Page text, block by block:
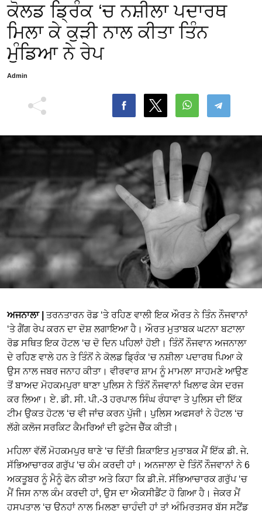
ਕੋਲਡ ਡ੍ਰਿੰਕ ‘ਚ ਨਸ਼ੀਲਾ ਪਦਾਰਥ
ਮਿਲਾ ਕੇ ਕੁੜੀ ਨਾਲ ਕੀਤਾ ਤਿੰਨ
ਮੁੰਡਿਆ ਨੇ ਰੇਪ
Admin
ਅਜਨਾਲਾ | ਤਰਨਤਾਰਨ ਰੋਡ ‘ਤੇ ਰਹਿਣ ਵਾਲੀ ਇਕ ਔਰਤ ਨੇ ਤਿੰਨ ਨੌਜਵਾਨਾਂ
‘ਤੇ ਗੈਂਗ ਰੇਪ ਕਰਨ ਦਾ ਦੋਸ਼ ਲਗਾਇਆ ਹੈ। ਔਰਤ ਮੁਤਾਬਕ ਘਟਨਾ ਬਟਾਲਾ
ਰੋਡ ਸਥਿਤ ਇਕ ਹੋਟਲ ‘ਚ ਦੋ ਦਿਨ ਪਹਿਲਾਂ ਹੋਈ। ਤਿੰਨੋਂ ਨੌਜਵਾਨ ਅਜਨਾਲਾ
ਦੇ ਰਹਿਣ ਵਾਲੇ ਹਨ ਤੇ ਤਿੰਨੋਂ ਨੇ ਕੋਲਡ ਡ੍ਰਿੰਕ ‘ਚ ਨਸ਼ੀਲਾ ਪਦਾਰਥ ਪਿਆ ਕੇ
ਉਸ ਨਾਲ ਜਬਰ ਜਨਾਹ ਕੀਤਾ। ਵੀਰਵਾਰ ਸ਼ਾਮ ਨੂੰ ਮਾਮਲਾ ਸਾਹਮਣੇ ਆਉਣ
ਤੋਂ ਬਾਅਦ ਮੋਹਕਮਪੁਰਾ ਥਾਣਾ ਪੁਲਿਸ ਨੇ ਤਿੰਨੋਂ ਨੌਜਵਾਨਾਂ ਖਿਲਾਫ ਕੇਸ ਦਰਜ
ਕਰ ਲਿਆ। ਏ. ਡੀ. ਸੀ. ਪੀ.-3 ਹਰਪਾਲ ਸਿੰਘ ਰੰਧਾਵਾ ਤੇ ਪੁਲਿਸ ਦੀ ਇੱਕ
ਟੀਮ ਉਕਤ ਹੋਟਲ ‘ਚ ਵੀ ਜਾਂਚ ਕਰਨ ਪੁੱਜੀ। ਪੁਲਿਸ ਅਫਸਰਾਂ ਨੇ ਹੋਟਲ ‘ਚ
ਲੱਗੇ ਕਲੋਜ ਸਰਕਿਟ ਕੈਮਰਿਆਂ ਦੀ ਫੁਟੇਜ ਚੈੱਕ ਕੀਤੀ।
ਮਹਿਲਾ ਵੱਲੋਂ ਮੋਹਕਮਪੁਰ ਥਾਣੇ ‘ਚ ਦਿੱਤੀ ਸ਼ਿਕਾਇਤ ਮੁਤਾਬਕ ਮੈਂ ਇੱਕ ਡੀ. ਜੇ.
ਸੱਭਿਆਚਾਰਕ ਗਰੁੱਪ ‘ਚ ਕੰਮ ਕਰਦੀ ਹਾਂ। ਅਨਜਾਲਾ ਦੇ ਤਿੰਨੋਂ ਨੌਜਵਾਨਾਂ ਨੇ 6
ਅਕਤੂਬਰ ਨੂੰ ਮੈਨੂੰ ਫੋਨ ਕੀਤਾ ਅਤੇ ਕਿਹਾ ਕਿ ਡੀ.ਜੇ. ਸੱਭਿਆਚਾਰਕ ਗਰੁੱਪ ‘ਚ
ਮੈਂ ਜਿਸ ਨਾਲ ਕੰਮ ਕਰਦੀ ਹਾਂ, ਉਸ ਦਾ ਐਕਸੀਡੈਂਟ ਹੋ ਗਿਆ ਹੈ। ਜੇਕਰ ਮੈਂ
ਹਸਪਤਾਲ ‘ਚ ਉਨ੍ਹਾਂ ਨਾਲ ਮਿਲਣਾ ਚਾਹੁੰਦੀ ਹਾਂ ਤਾਂ ਅੰਮ੍ਰਿਤਸਰ ਬੱਸ ਸਟੈਂਡ